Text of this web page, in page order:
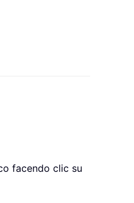
facendo clic su